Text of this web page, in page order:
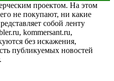
проектом. На этом
не покупают, ни какие
собой ленту
kommersant.ru,
без искажения,
публикуемых новостей